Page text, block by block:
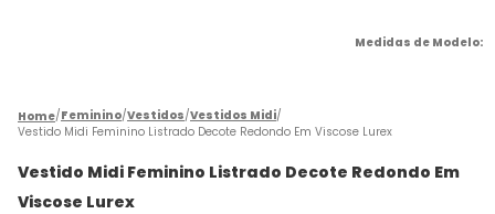
Feminino Vestidos Vestidos Midi
Vestido Midi Feminino Listrado Decote Redondo Em Viscose Lurex
Vestido Midi Feminino Listrado Decote Redondo Em
Viscose Lurex